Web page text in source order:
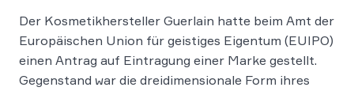
Der Kosmetikhersteller Guerlain hatte beim Amt der
Europäischen Union für geistiges Eigentum (EUIPO)
einen Antrag auf Eintragung einer Marke gestellt.
Gegenstand war die dreidimensionale Form ihres